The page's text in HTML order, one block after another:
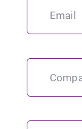
Email